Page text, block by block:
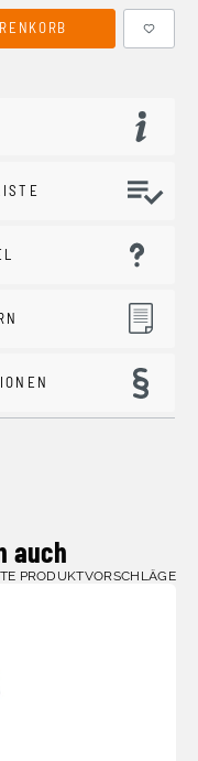
Wert ein oder
auch
PRODUKTVORSCHLÄGE